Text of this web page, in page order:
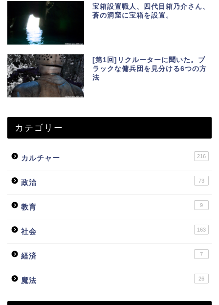
宝箱設置職人、四代目箱乃介さん、
蒼の洞窟に宝箱を設置。
[第1回]リクルーターに聞いた。ブ
ラックな傭兵団を見分ける6つの方
法
カテゴリー
カルチャー 216
政治 73
教育 9
社会 163
経済 7
魔法 26